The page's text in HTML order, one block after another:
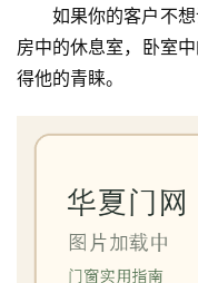
如果你的客户不
房中的休息室，卧室
得他的青睐。